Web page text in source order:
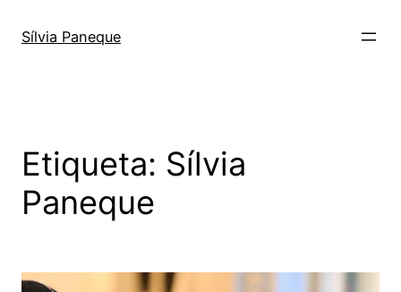
Sílvia Paneque
Etiqueta: Sílvia
Paneque